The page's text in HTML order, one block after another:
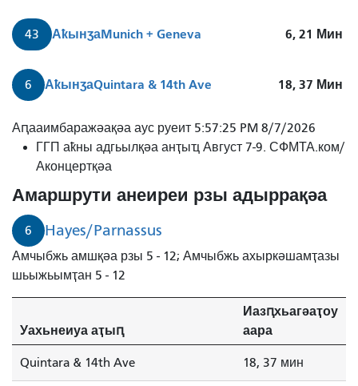
43 АҟынӡаMunich + Geneva 6, 21 Мин
6 АҟынӡаQuintara & 14th Ave 18, 37 Мин
Аԥааимбаражәақәа аус руеит 5:57:25 PM 8/7/2026
ГГП аҟны адгьылқәа анҭыҵ Август 7-9. СФМТА.ком/
Аконцертқәа
Амаршрути анеиреи рзы адыррақәа
6 Hayes/Parnassus
Амчыбжь амшқәа рзы 5 - 12; Амчыбжь ахыркәшамҭазы
шьыжьымҭан 5 - 12
Уахьнеиуа аҭыԥ
Иазԥхьагәаҭоу
аара
Quintara & 14th Ave 18, 37 мин